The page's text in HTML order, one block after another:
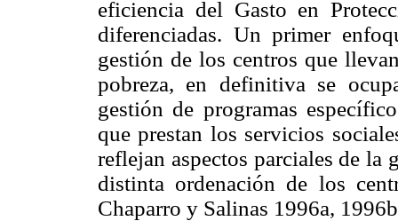
eficiencia del Gasto en
diferenciadas. Un primer
gestión de los centros que
pobreza, en definitiva se
gestión de programas
que prestan los servicios
reflejan aspectos parciales de la
distinta ordenación de los
Chaparro y Salinas 1996a,